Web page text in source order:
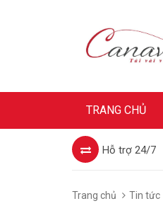
TRANG CHỦ
Hỗ trợ 24/7
Trang chủ Tin tức